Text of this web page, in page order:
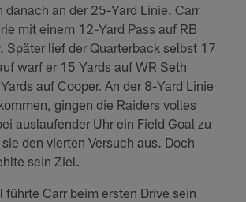
danach an der 25-Yard Linie. Carr
mit einem 12-Yard Pass auf RB
Später lief der Quarterback selbst 17
warf er 15 Yards auf WR Seth
auf Cooper. An der 8-Yard Linie
gingen die Raiders volles
auslaufender Uhr ein Field Goal zu
den vierten Versuch aus. Doch
sein Ziel.
führte Carr beim ersten Drive sein